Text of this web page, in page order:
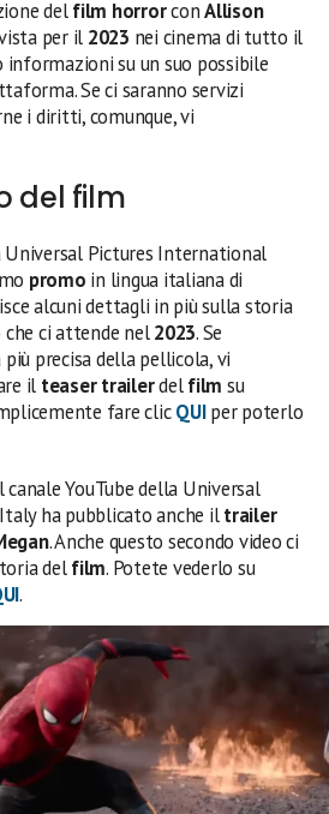
delfilm horrorconAllison
per il 2023 nei cinema di tutto il
informazioni su un suo possibile
Se ci saranno servizi
i diritti, comunque, vi
del film
Universal Pictures International
promo in lingua italiana di
alcuni dettagli in più sulla storia
che ci attende nel2023. Se
più precisa della pellicola, vi
il teaser trailerdelfilm su
fare clicQUIper poterlo
YouTube della Universal
ha pubblicato anche iltrailer
. Anche questo secondo video ci
delfilm. Potete vederlo su
.